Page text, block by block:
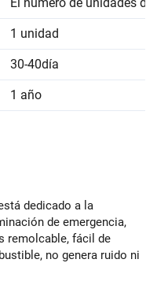
1 unidad
30-40día
1 año
dedicado a la
de emergencia,
remolcable, fácil de
no genera ruido ni